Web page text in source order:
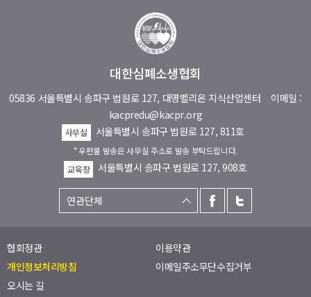
대한심폐소생협회
05836 서울특별시 송파구 법원로 127, 대명벨리온 지식산업센터 이메일 :
kacpredu@kacpr.org
사무실 서울특별시 송파구 법원로 127, 811호
* 우편물 발송은 사무실 주소로 발송 부탁드립니다.
교육장
서울특별시 송파구 법원로 127, 908호
협회정관
이용약관
개인정보처리방침
이메일주소무단수집거부
오시는 길